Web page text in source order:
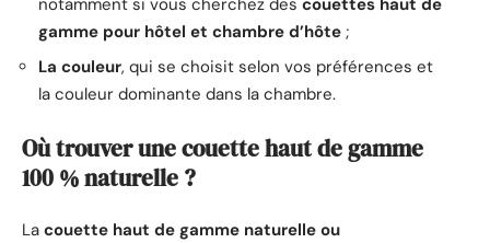
gamme pour hôtel et chambre d’hôte ;
La couleur, qui se choisit selon vos préférences et
la couleur dominante dans la chambre.
Où trouver une couette haut de gamme
100 % naturelle ?
La couette haut de gamme naturelle ou